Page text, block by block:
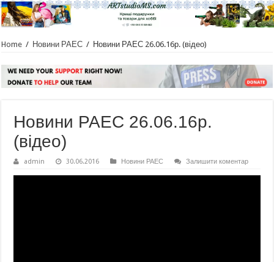
Home / Новини РАЕС / Новини РАЕС 26.06.16р. (відео)
Новини РАЕС 26.06.16р.
(відео)
admin 30.06.2016 Новини РАЕС Залишити коментар